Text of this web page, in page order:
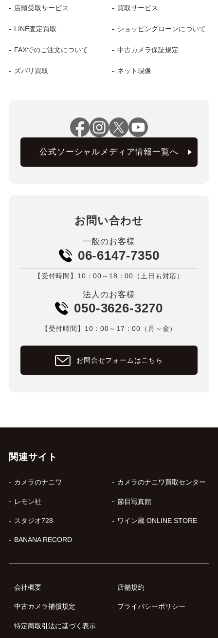
店頭受取サービス 買取サービス
LINE査定買取 ショッピングローンについて
FAXでのご注文について 中古カメラ保証規定
ズバリ買取 ネット現像
公式ソーシャルメディア情報一覧へ
お問い合わせ
一般のお客様
06-6147-7350
【受付時間】10：00～18：00（土日も対応）
法人のお客様
050-3626-3270
【受付時間】10：00～17：00（月～金）
お問合せフォームはこちら
関連サイト
カメラのナニワ カメラのナニワ買取センター
レモン社 節目写真館
スタジオ728 ワイン蔵 ONLINE STORE
BANANA RECORD
会社概要 店舗規約
中古カメラ補償規定 プライバシーポリシー
特定商取引法に基づく表示